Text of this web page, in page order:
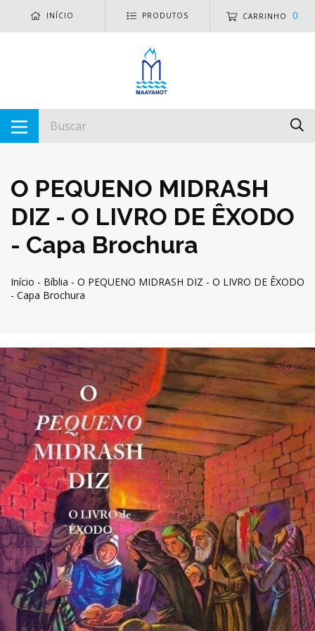
INÍCIO PRODUTOS CARRINHO 0
O PEQUENO MIDRASH
DIZ - O LIVRO DE ÊXODO
- Capa Brochura
Início - Bíblia - O PEQUENO MIDRASH DIZ - O LIVRO DE ÊXODO
- Capa Brochura